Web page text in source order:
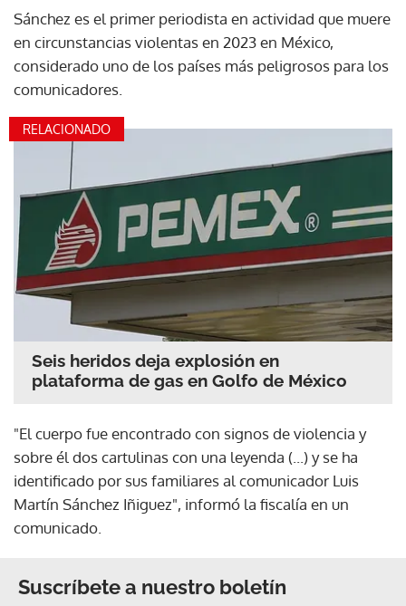
Sánchez es el primer periodista en actividad que muere
en circunstancias violentas en 2023 en México,
considerado uno de los países más peligrosos para los
comunicadores.
RELACIONADO
Seis heridos deja explosión en
plataforma de gas en Golfo de México
"El cuerpo fue encontrado con signos de violencia y
sobre él dos cartulinas con una leyenda (...) y se ha
identificado por sus familiares al comunicador Luis
Martín Sánchez Iñiguez", informó la fiscalía en un
comunicado.
Suscríbete a nuestro boletín